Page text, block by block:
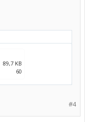
89,7 KB
60
#4